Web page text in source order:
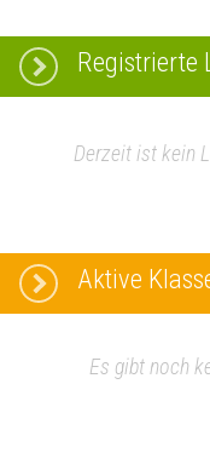
Registrierte
Derzeit ist kein
Aktive
Es gibt noch